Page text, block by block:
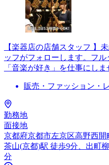
【楽器店の店舗スタッフ 】
ッフがフォローします。フル
「音楽が好き」を仕事にしま
販売・ファッション・
勤務地
面接地
京都府京都市左京区高野西開
茶山(京都)駅 徒歩9分、出町
分